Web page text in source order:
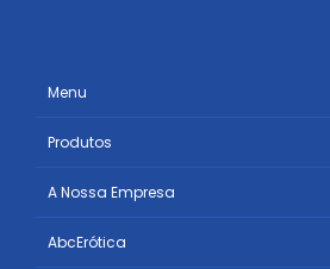
Menu
Produtos
A Nossa Empresa
AbcErótica